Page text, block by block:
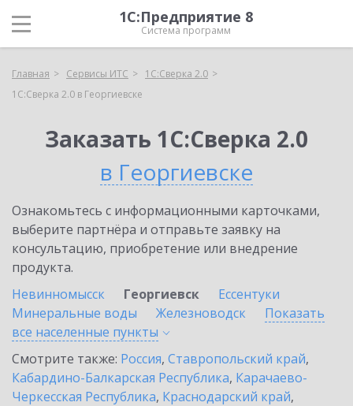
1С:Предприятие 8
Система программ
Главная Сервисы ИТС
1С:Сверка 2.0
1С:Сверка 2.0 в Георгиевске
Заказать 1С:Сверка 2.0
в Георгиевске
Ознакомьтесь с информационными карточками,
выберите партнёра и отправьте заявку на
консультацию, приобретение или внедрение
продукта.
Невинномысск
Георгиевск
Ессентуки
Минеральные воды
Железноводск
Показать
все населенные пункты
Смотрите также: Россия, Ставропольский край,
Кабардино-Балкарская Республика, Карачаево-
Черкесская Республика, Краснодарский край,